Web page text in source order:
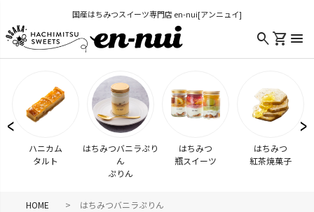
国産はちみつスイーツ専門店 en-nui[アンニュイ]
searchshopping_cart menu
ハニカム
タルト
はちみつバニラぷり
ん
ぷりん
はちみつ
瓶スイーツ
はちみつ
紅茶焼菓子
HOME はちみつバニラぷりん